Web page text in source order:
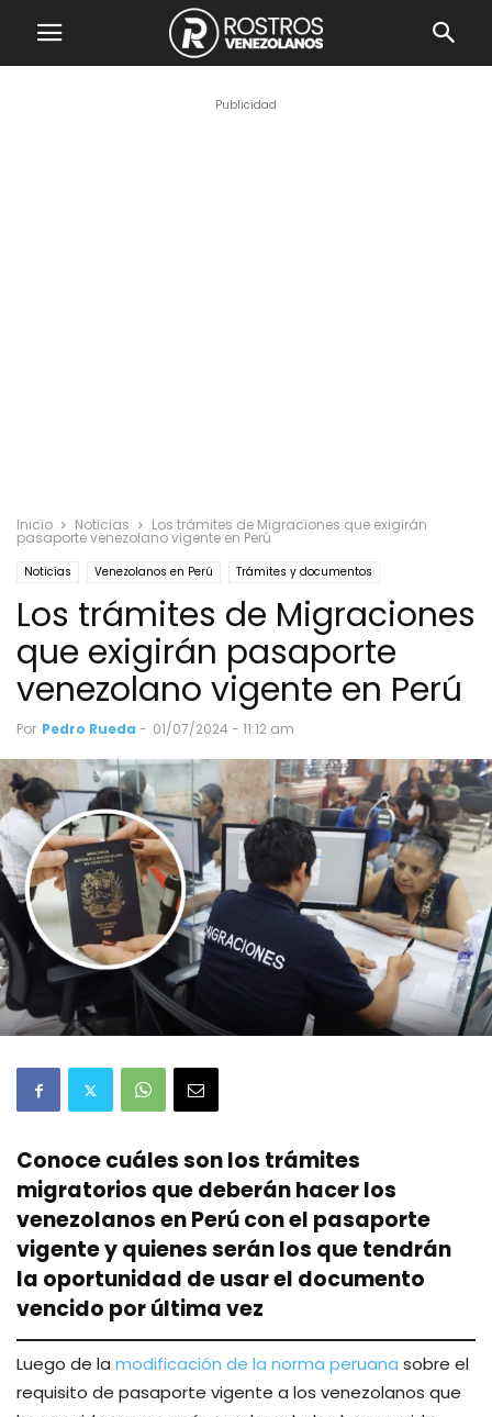
Publicidad
Inicio Noticias Los trámites de Migraciones que exigirán
pasaporte venezolano vigente en Perú
Noticias Venezolanos en Perú Trámites y documentos
Los trámites de Migraciones
que exigirán pasaporte
venezolano vigente en Perú
Por Pedro Rueda - 01/07/2024 - 11:12 am
Conoce cuáles son los trámites
migratorios que deberán hacer los
venezolanos en Perú con el pasaporte
vigente y quienes serán los que tendrán
la oportunidad de usar el documento
vencido por última vez
Luego de la modificación de la norma peruana sobre el
requisito de pasaporte vigente a los venezolanos que